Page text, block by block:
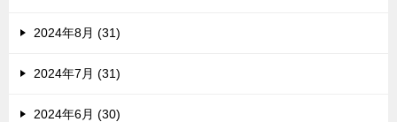
2024年8月 (31)
2024年7月 (31)
2024年6月 (30)